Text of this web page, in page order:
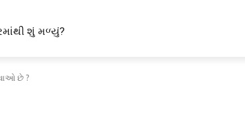
કેમ પસંદ કરી રહ્યા છે? IITનો ટ્રેન્ડ બદલાઈ ગયો છે
શું મળ્યું?
છે ?